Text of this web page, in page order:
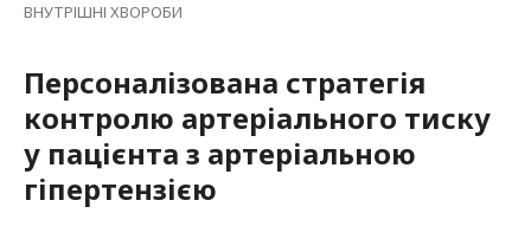
ВНУТРІШНІ ХВОРОБИ
Персоналізована стратегія
контролю артеріального тиску
у пацієнта з артеріальною
гіпертензією